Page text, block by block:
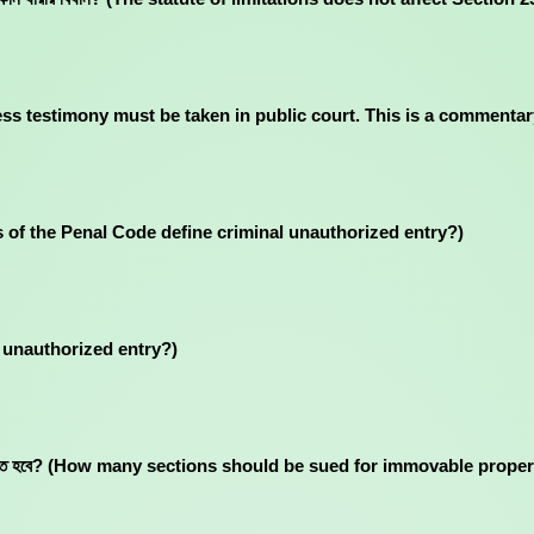
(Witness testimony must be taken in public court. This is a
of the Penal Code define criminal unauthorized entry?)
unauthorized entry?)
মামলা করতে হবে? (How many sections should be sued for